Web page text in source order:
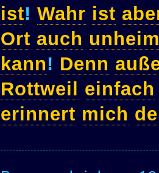
ist! Wahr ist
Ort auch
kann! Denn
Rottweil
einfach
erinnert mich